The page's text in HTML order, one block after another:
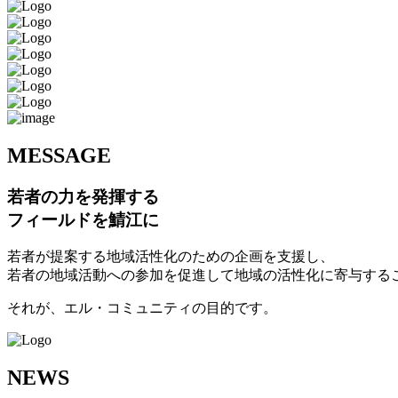
MESSAGE
若者の力を発揮する
フィールドを鯖江に
若者が提案する地域活性化のための企画を支援し、
若者の地域活動への参加を促進して地域の活性化に寄与する
それが、エル・コミュニティの目的です。
NEWS